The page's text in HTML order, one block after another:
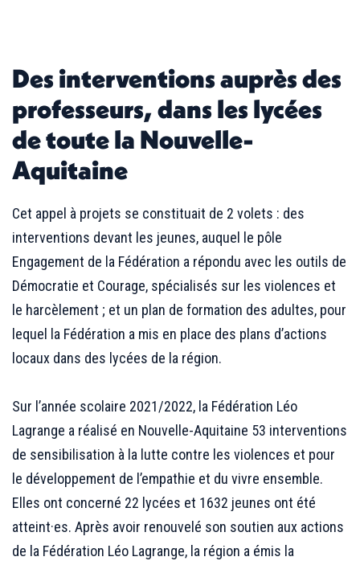
Des interventions auprès des
professeurs, dans les lycées
de toute la Nouvelle-
Aquitaine
Cet appel à projets se constituait de 2 volets : des
interventions devant les jeunes, auquel le pôle
Engagement de la Fédération a répondu avec les outils de
Démocratie et Courage, spécialisés sur les violences et
le harcèlement ; et un plan de formation des adultes, pour
lequel la Fédération a mis en place des plans d’actions
locaux dans des lycées de la région.
Sur l’année scolaire 2021/2022, la Fédération Léo
Lagrange a réalisé en Nouvelle-Aquitaine 53 interventions
de sensibilisation à la lutte contre les violences et pour
le développement de l’empathie et du vivre ensemble.
Elles ont concerné 22 lycées et 1632 jeunes ont été
atteint·es. Après avoir renouvelé son soutien aux actions
de la Fédération Léo Lagrange, la région a émis la